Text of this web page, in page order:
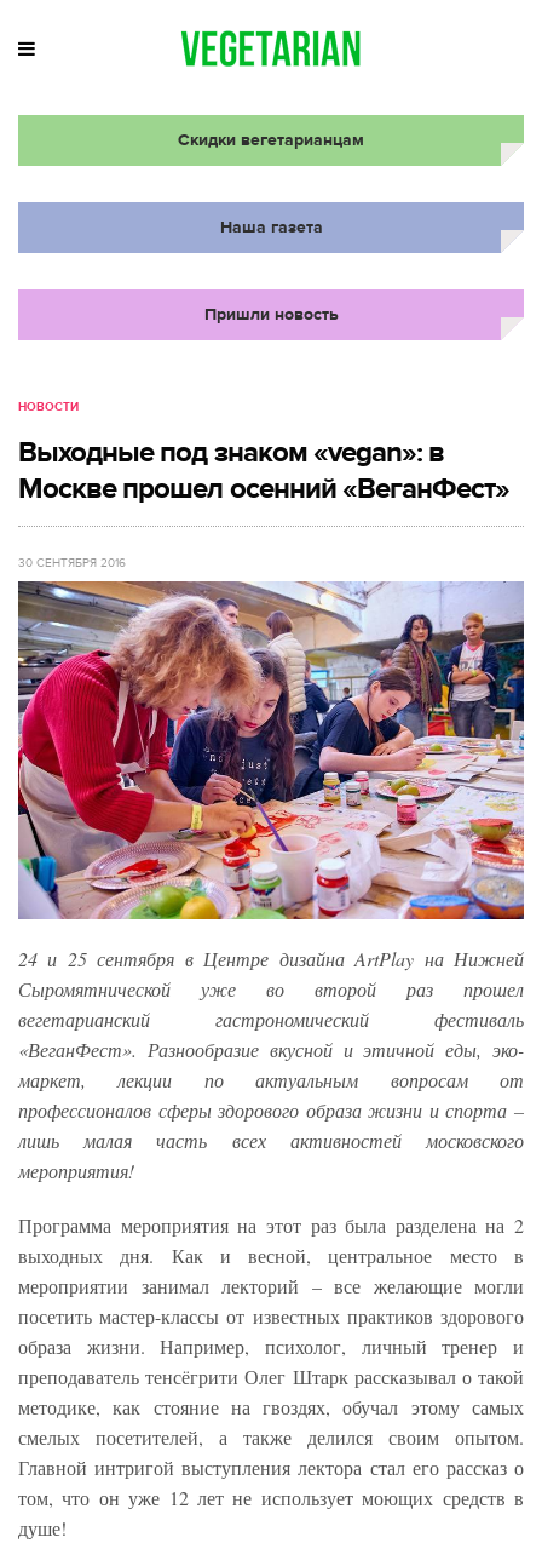
Скидки вегетарианцам
Наша газета
Пришли новость
НОВОСТИ
Выходные под знаком «vegan»: в
Москве прошел осенний «ВеганФест»
30 СЕНТЯБРЯ 2016
24 и 25 сентября в Центре дизайна ArtPlay на Нижней
Сыромятнической уже во второй раз прошел
вегетарианский гастрономический фестиваль
«ВеганФест». Разнообразие вкусной и этичной еды, эко-
маркет, лекции по актуальным вопросам от
профессионалов сферы здорового образа жизни и спорта –
лишь малая часть всех активностей московского
мероприятия!
Программа мероприятия на этот раз была разделена на 2
выходных дня. Как и весной, центральное место в
мероприятии занимал лекторий – все желающие могли
посетить мастер-классы от известных практиков здорового
образа жизни. Например, психолог, личный тренер и
преподаватель тенсёгрити Олег Штарк рассказывал о такой
методике, как стояние на гвоздях, обучал этому самых
смелых посетителей, а также делился своим опытом.
Главной интригой выступления лектора стал его рассказ о
том, что он уже 12 лет не использует моющих средств в
душе!